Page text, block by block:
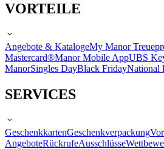
VORTEILE
Angebote & KatalogeMy Manor
Mastercard®Manor Mobile AppUBS
ManorSingles DayBlack FridayNational
SERVICES
GeschenkkartenGeschenkverpackung
AngeboteRückrufeAusschlüsse